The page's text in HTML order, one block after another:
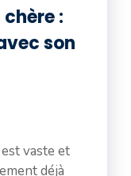
:
son
vaste et
déjà